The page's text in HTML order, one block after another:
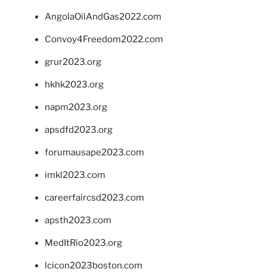
AngolaOilAndGas2022.com
Convoy4Freedom2022.com
grur2023.org
hkhk2023.org
napm2023.org
apsdfd2023.org
forumausape2023.com
imkl2023.com
careerfaircsd2023.com
apsth2023.com
MedItRio2023.org
lcicon2023boston.com